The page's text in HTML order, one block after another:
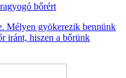
bőrért
Mélyen gyökerezik bennünk
iránt, hiszen a bőrünk